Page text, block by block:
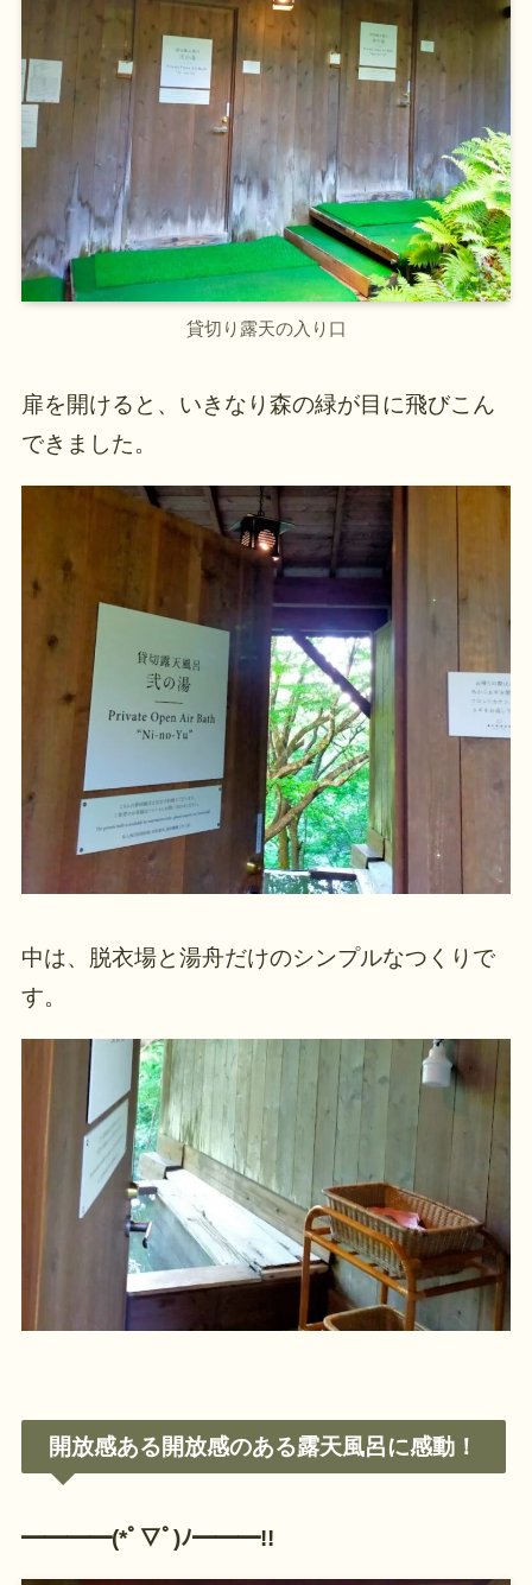
貸切り露天の入り口
扉を開けると、いきなり森の緑が目に飛びこん
できました。
中は、脱衣場と湯舟だけのシンプルなつくりで
す。
開放感ある開放感のある露天風呂に感動！
━━━━(*ﾟ▽ﾟ)ﾉ━━━!!